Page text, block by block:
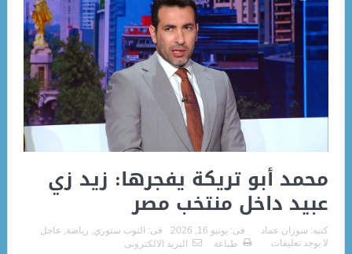
محمد أبو تريكة يفجرها: زيد زي
عبيد داخل منتخب مصر
كتبه: سوزان عماد فى: يونيو 16, 2026 فى: التوب ستوري, رياضة, عاجل
لا يوجد تعليقات
طباعة البريد الالكترونى